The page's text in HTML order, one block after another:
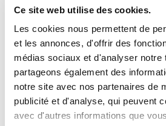
Ce site web utilise des cookies.
Les cookies nous permettent de
et les annonces, d'offrir des
médias sociaux et d'analyser notre
partageons également des
notre site avec nos partenaires de
publicité et d'analyse, qui peuvent
avec d'autres informations que
Développement et
tissus muqueux
PEDRO HERNANDEZ